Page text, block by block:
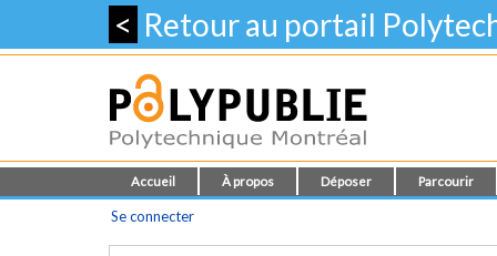
< Retour au portail
Accueil À propos Déposer Parcourir
Se connecter